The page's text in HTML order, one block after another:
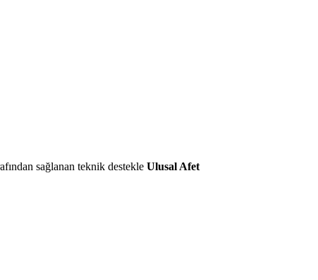
sağlanan teknik destekle Ulusal Afet